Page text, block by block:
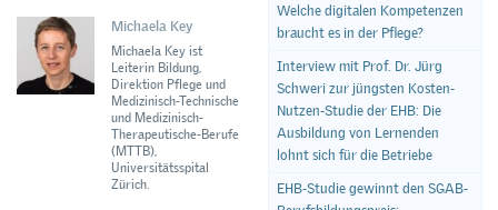
Michaela Key
Michaela Key ist
Leiterin Bildung,
Direktion Pflege und
Medizinisch-Technische
und Medizinisch-
Therapeutische-Berufe
(MTTB),
Universitätsspital
Zürich.
Welche digitalen Kompetenzen
braucht es in der Pflege?
Interview mit Prof. Dr. Jürg
Schweri zur jüngsten Kosten-
Nutzen-Studie der EHB: Die
Ausbildung von Lernenden
lohnt sich für die Betriebe
EHB-Studie gewinnt den SGAB-